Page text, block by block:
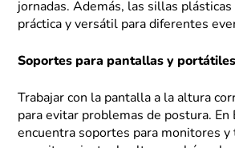
jornadas. Además, las sillas plásticas
práctica y versátil para diferentes
Soportes para pantallas y portátiles
Trabajar con la pantalla a la altura
para evitar problemas de postura. En
encuentra soportes para monitores y